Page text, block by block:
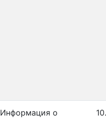
Информация о